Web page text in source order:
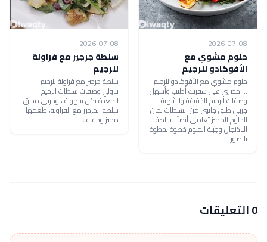
2026-07-08
حلوم مشوي مع
الأفوكادو للرجيم
حلوم مشوي مع الأفوكادو للرجيم
... حضري على سفرتك أطيب وأسهل
وصفات الرجيم الخفيفة والشهية،
جربي طبق جانبي من السلطات بجبن
الحلوم المميز تعلمي أيضاً: سلطة
الباذنجان وجبنة الحلوم خطوة بخطوة
بالصور
2026-07-08
سلطة جرجير مع فراولة
للرجيم
سلطة جرجير مع فراولة للرجيم ..
تناولي وصفات سلطات الرجيم
المعدة بكل سهولة ، وجربي مذاق
سلطة الجرجير مع الفراولة، طعمها
مميز وخفيف
0 التعليقات